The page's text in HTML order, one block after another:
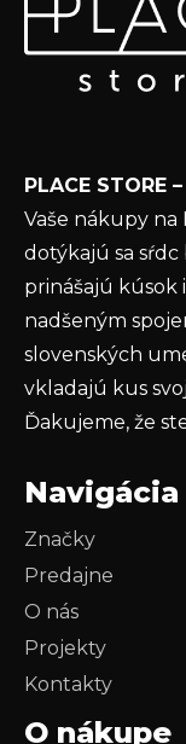
Vložte svoj e-mail
o nových
ochrany
PRIHLÁSIŤ SA
PLACE
Vaše nákupy na
dotýkajú sa
prinášajú kúsok
nadšeným
slovenských
vkladajú kus
Ďakujeme, že
Navigácia
Značky
Predajne
O nás
Projekty
Kontakty
O nákupe